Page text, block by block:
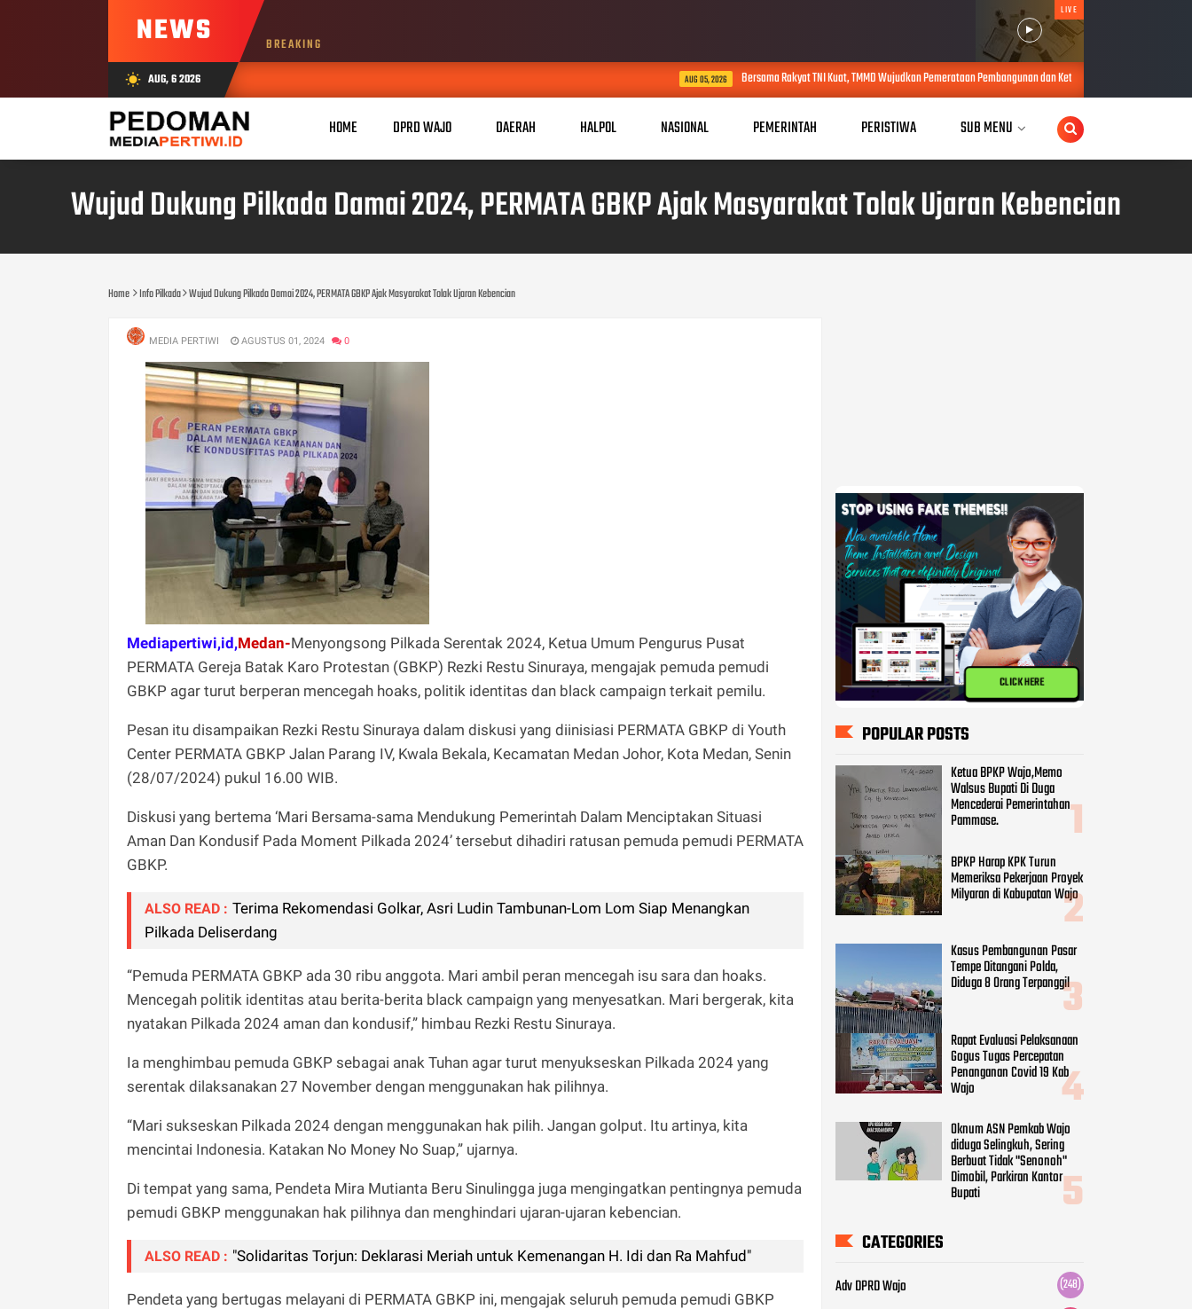
NEWS BREAKING
LIVE
wb_sunny AUG, 6 2026 Bersama Rakyat TNI Kuat, TMMD Wujudkan Pemerataan Pembangunan dan Ketahanan Nasional di Daerah.
HOME DPRD WAJO DAERAH HALPOL NASIONAL PEMERINTAH PERISTIWA SUB MENU
Wujud Dukung Pilkada Damai 2024, PERMATA GBKP Ajak Masyarakat Tolak Ujaran Kebencian
Home Info Pilkada Wujud Dukung Pilkada Damai 2024, PERMATA GBKP Ajak Masyarakat Tolak Ujaran Kebencian
MEDIA PERTIWI AGUSTUS 01, 2024 0
Mediapertiwi,id,Medan-Menyongsong Pilkada Serentak 2024, Ketua Umum Pengurus Pusat
PERMATA Gereja Batak Karo Protestan (GBKP) Rezki Restu Sinuraya, mengajak pemuda pemudi
GBKP agar turut berperan mencegah hoaks, politik identitas dan black campaign terkait pemilu.
Pesan itu disampaikan Rezki Restu Sinuraya dalam diskusi yang diinisiasi PERMATA GBKP di Youth
Center PERMATA GBKP Jalan Parang IV, Kwala Bekala, Kecamatan Medan Johor, Kota Medan, Senin
(28/07/2024) pukul 16.00 WIB.
Diskusi yang bertema ‘Mari Bersama-sama Mendukung Pemerintah Dalam Menciptakan Situasi
Aman Dan Kondusif Pada Moment Pilkada 2024’ tersebut dihadiri ratusan pemuda pemudi PERMATA
GBKP.
ALSO READ : Terima Rekomendasi Golkar, Asri Ludin Tambunan-Lom Lom Siap Menangkan
Pilkada Deliserdang
“Pemuda PERMATA GBKP ada 30 ribu anggota. Mari ambil peran mencegah isu sara dan hoaks.
Mencegah politik identitas atau berita-berita black campaign yang menyesatkan. Mari bergerak, kita
nyatakan Pilkada 2024 aman dan kondusif,” himbau Rezki Restu Sinuraya.
Ia menghimbau pemuda GBKP sebagai anak Tuhan agar turut menyukseskan Pilkada 2024 yang
serentak dilaksanakan 27 November dengan menggunakan hak pilihnya.
“Mari sukseskan Pilkada 2024 dengan menggunakan hak pilih. Jangan golput. Itu artinya, kita
mencintai Indonesia. Katakan No Money No Suap,” ujarnya.
Di tempat yang sama, Pendeta Mira Mutianta Beru Sinulingga juga mengingatkan pentingnya pemuda
pemudi GBKP menggunakan hak pilihnya dan menghindari ujaran-ujaran kebencian.
ALSO READ : "Solidaritas Torjun: Deklarasi Meriah untuk Kemenangan H. Idi dan Ra Mahfud"
Pendeta yang bertugas melayani di PERMATA GBKP ini, mengajak seluruh pemuda pemudi GBKP
CLICK HERE
POPULAR POSTS
Ketua BPKP Wajo,Memo
Walsus Bupati Di Duga
Mencederai Pemerintahan
Pammase.
BPKP Harap KPK Turun
Memeriksa Pekerjaan Proyek
Milyaran di Kabupatan Wajo
Kasus Pembangunan Pasar
Tempe Ditangani Polda,
Diduga 8 Orang Terpanggil
Rapat Evaluasi Pelaksanaan
Gogus Tugas Percepatan
Penanganan Covid 19 Kab
Wajo
Oknum ASN Pemkab Wajo
diduga Selingkuh, Sering
Berbuat Tidak "Senonoh"
Dimobil, Parkiran Kantor
Bupati
CATEGORIES
Adv DPRD Wajo (248)